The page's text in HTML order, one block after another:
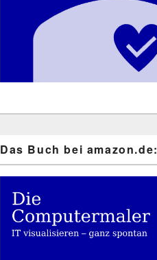
Das Buch bei ama​zon​.de: